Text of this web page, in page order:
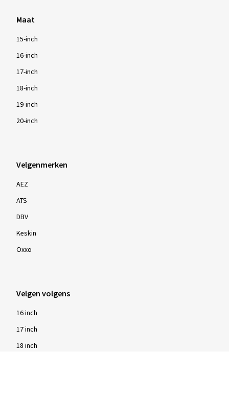
Maat
15-inch
16-inch
17-inch
18-inch
19-inch
20-inch
Velgenmerken
AEZ
ATS
DBV
Keskin
Oxxo
Velgen volgens
16 inch
17 inch
18 inch